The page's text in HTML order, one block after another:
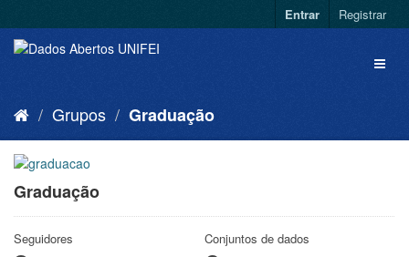
Entrar Registrar
Grupos Graduação
Graduação
Seguidores Conjuntos de dados